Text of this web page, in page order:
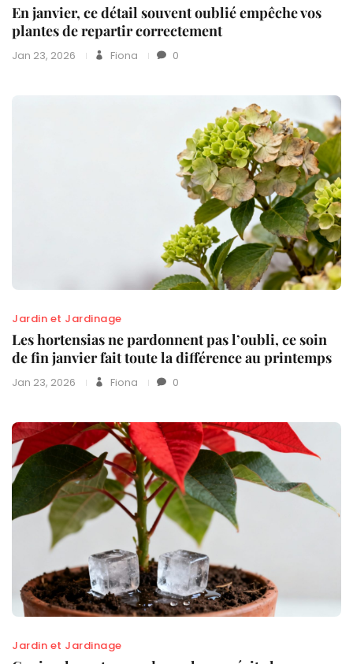
En janvier, ce détail souvent oublié empêche vos
plantes de repartir correctement
Jan 23, 2026 Fiona 0
Jardin et Jardinage
Les hortensias ne pardonnent pas l’oubli, ce soin
de fin janvier fait toute la différence au printemps
Jan 23, 2026 Fiona 0
Jardin et Jardinage